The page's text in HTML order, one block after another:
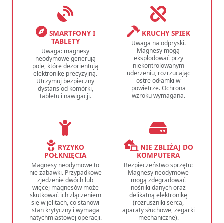
SMARTFONY I
TABLETY
Uwaga: magnesy
neodymowe generują
pole, które dezorientują
elektronikę precyzyjną.
Utrzymuj bezpieczny
dystans od komórki,
tabletu i nawigacji.
KRUCHY SPIEK
Uwaga na odpryski.
Magnesy mogą
eksplodować przy
niekontrolowanym
uderzeniu, rozrzucając
ostre odłamki w
powietrze. Ochrona
wzroku wymagana.
RYZYKO
POŁKNIĘCIA
Magnesy neodymowe to
nie zabawki. Przypadkowe
zjedzenie dwóch lub
więcej magnesów może
skutkować ich złączeniem
się w jelitach, co stanowi
stan krytyczny i wymaga
natychmiastowej operacji.
NIE ZBLIŻAJ DO
KOMPUTERA
Bezpieczeństwo sprzętu:
Magnesy neodymowe
mogą zdegradować
nośniki danych oraz
delikatną elektronikę
(rozruszniki serca,
aparaty słuchowe, zegarki
mechaniczne).